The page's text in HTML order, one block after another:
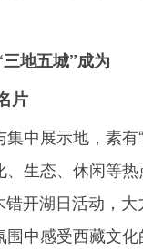
地五城”成为
片
中展示地，素
生态、休闲等
开湖日活动，
中感受西藏文化